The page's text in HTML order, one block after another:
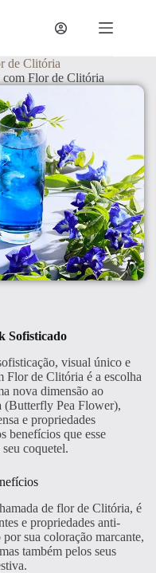
de Clitória
Flor de Clitória
Sofisticado
visual único e
Flor de Clitória é a escolha
nova dimensão ao
(Butterfly Pea Flower),
e propriedades
benefícios que esse
coquetel.
de flor de Clitória, é
e propriedades anti-
sua coloração marcante,
também pelos seus